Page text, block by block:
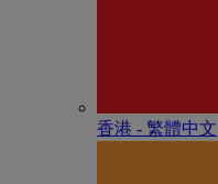
香港 - 繁體中文